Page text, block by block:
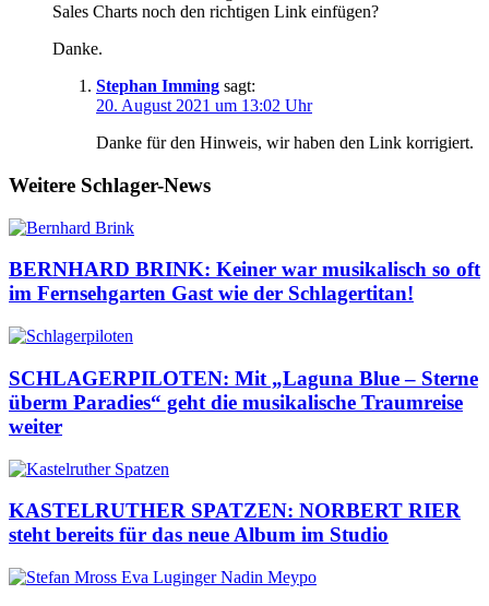
Sales Charts noch den richtigen Link einfügen?
Danke.
Stephan Imming sagt:
20. August 2021 um 13:02 Uhr
Danke für den Hinweis, wir haben den Link korrigiert.
Weitere Schlager-News
BERNHARD BRINK: Keiner war musikalisch so oft
im Fernsehgarten Gast wie der Schlagertitan!
SCHLAGERPILOTEN: Mit „Laguna Blue – Sterne
überm Paradies“ geht die musikalische Traumreise
weiter
KASTELRUTHER SPATZEN: NORBERT RIER
steht bereits für das neue Album im Studio